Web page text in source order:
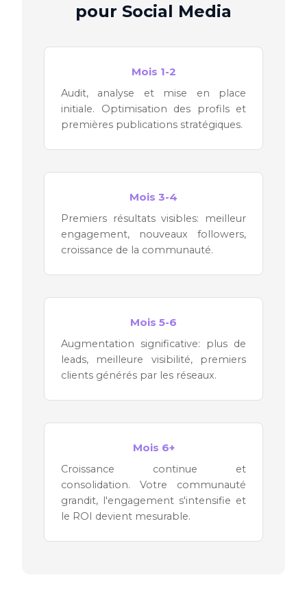
pour Social Media
Mois 1-2
Audit, analyse et mise en place
initiale. Optimisation des profils et
premières publications stratégiques.
Mois 3-4
Premiers résultats visibles: meilleur
engagement, nouveaux followers,
croissance de la communauté.
Mois 5-6
Augmentation significative: plus de
leads, meilleure visibilité, premiers
clients générés par les réseaux.
Mois 6+
Croissance continue et
consolidation. Votre communauté
grandit, l'engagement s'intensifie et
le ROI devient mesurable.